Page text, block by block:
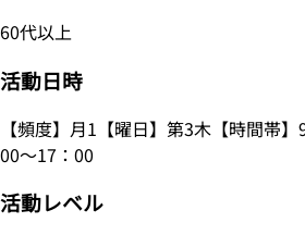
60代以上
活動日時
【頻度】月1【曜日】第3木【時間帯
00～17：00
活動レベル